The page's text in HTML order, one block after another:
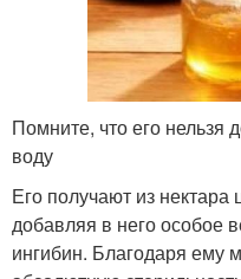
Помните, что его нельзя
воду
Его получают из нектара
добавляя в него особое
ингибин. Благодаря ему